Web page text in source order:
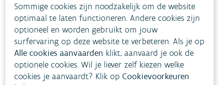
Infobrochure voor lokale besturen waarin we de
belangrijkste milieu-uitdagingen voor steden en
gemeenten bundelen. We reiken ook mogelijke
oplossingen aan om de leefbaarheid te vergroten.
KLIMAATADAPTATIE
LUCHTKWALITEIT
BEHEER WATERLOPEN
KWALITEIT WATERLOPEN
RIOLERING EN WATERZUIVERING
Sommige cookies zijn noodzakelijk om de website
optimaal te laten functioneren. Andere cookies zijn
optioneel en worden gebruikt om jouw
surfervaring op deze website te verbeteren. Als je op
Alle cookies aanvaarden klikt, aanvaard je ook de
optionele cookies. Wil je liever zelf kiezen welke
cookies je aanvaardt? Klik opCookievoorkeuren